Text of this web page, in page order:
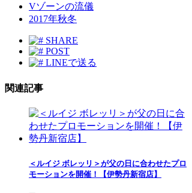
Vゾーンの流儀
2017年秋冬
SHARE
POST
LINEで送る
関連記事
＜ルイジ ボレッリ＞が父の日に合わせたプロ
モーションを開催！【伊勢丹新宿店】